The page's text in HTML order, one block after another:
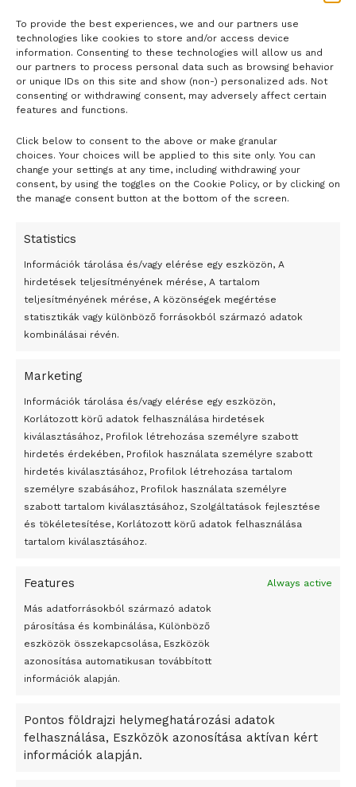
To provide the best experiences, we and our partners use
technologies like cookies to store and/or access device
information. Consenting to these technologies will allow us and
our partners to process personal data such as browsing behavior
or unique IDs on this site and show (non-) personalized ads. Not
consenting or withdrawing consent, may adversely affect certain
features and functions.
Click below to consent to the above or make granular
choices. Your choices will be applied to this site only. You can
change your settings at any time, including withdrawing your
consent, by using the toggles on the Cookie Policy, or by clicking on
the manage consent button at the bottom of the screen.
Statistics
Információk tárolása és/vagy elérése egy eszközön, A
hirdetések teljesítményének mérése, A tartalom
teljesítményének mérése, A közönségek megértése
statisztikák vagy különböző forrásokból származó adatok
kombinálásai révén.
Marketing
Információk tárolása és/vagy elérése egy eszközön,
Korlátozott körű adatok felhasználása hirdetések
kiválasztásához, Profilok létrehozása személyre szabott
hirdetés érdekében, Profilok használata személyre szabott
hirdetés kiválasztásához, Profilok létrehozása tartalom
személyre szabásához, Profilok használata személyre
szabott tartalom kiválasztásához, Szolgáltatások fejlesztése
és tökéletesítése, Korlátozott körű adatok felhasználása
tartalom kiválasztásához.
Features Always active
Más adatforrásokból származó adatok
párosítása és kombinálása, Különböző
eszközök összekapcsolása, Eszközök
azonosítása automatikusan továbbított
információk alapján.
Pontos földrajzi helymeghatározási adatok
felhasználása, Eszközök azonosítása aktívan kért
információk alapján.
- H I R D E T É S -
Átmenetileg szünetelnek az összecsapások Bahmutnál
Egy vagyonért adták el Banksy művét miután elégették.
Az 1950-ben elhunyt alkotók művei szabadon
felhasználhatóvá válnak
Peking – A visegrádi országok zsidó kulturális örökségét
bemutató fotókiállítás nyílt
Megveszi az osztrák Wienerberger az amerikai Meridian
Bricket
A Startup Campus egyetemi programjainak legjobbjai az
A Ringo Starr új albummal jelentkezik
A Vajdasági Magyar Szövetség államtitkárait kinevezték